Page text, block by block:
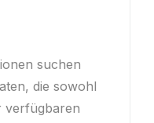
suchen
die sowohl
verfügbaren